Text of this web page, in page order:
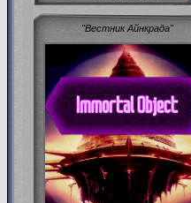
"Вестник Айнкрада"